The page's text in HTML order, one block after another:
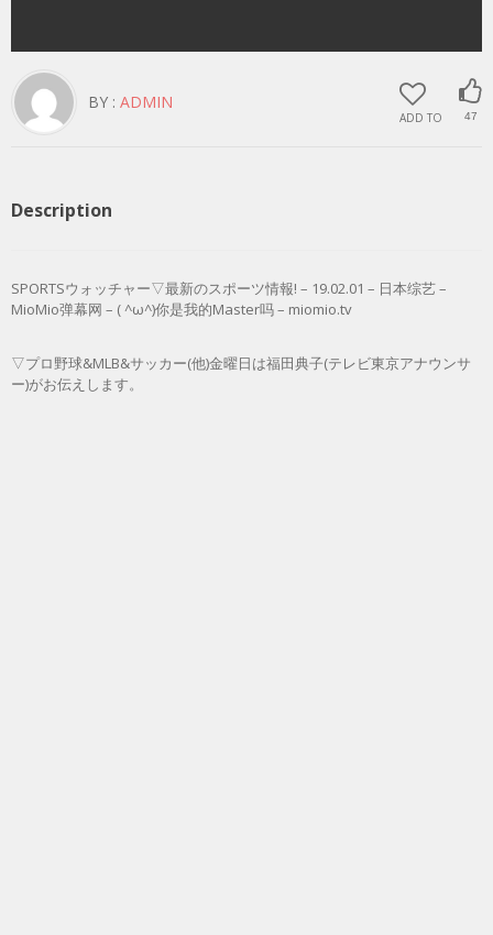
ADD TO 47
BY : ADMIN
Description
SPORTSウォッチャー▽最新のスポーツ情報! – 19.02.01 – 日本综艺 –
MioMio弹幕网 – ( ^ω^)你是我的Master吗 – miomio.tv
▽プロ野球&MLB&サッカー(他)金曜日は福田典子(テレビ東京アナウンサ
ー)がお伝えします。